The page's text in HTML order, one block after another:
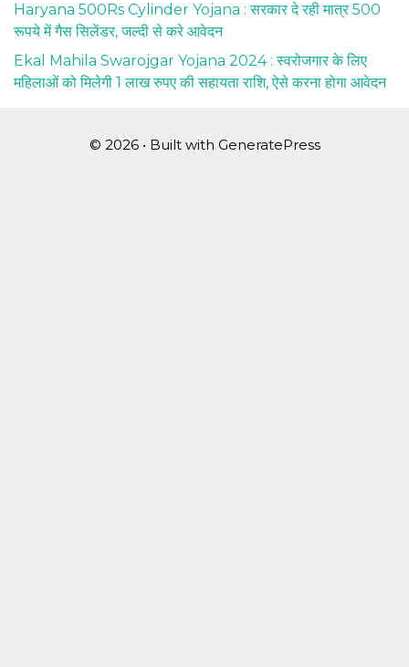
Haryana 500Rs Cylinder Yojana : सरकार दे रही मात्र 500
रूपये में गैस सिलेंडर, जल्दी से करे आवेदन
Ekal Mahila Swarojgar Yojana 2024 : स्वरोजगार के लिए
महिलाओं को मिलेगी 1 लाख रुपए की सहायता राशि, ऐसे करना होगा आवेदन
© 2026 • Built with GeneratePress